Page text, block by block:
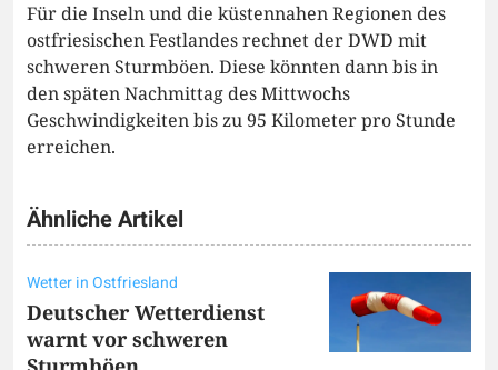
Für die Inseln und die küstennahen Regionen des
ostfriesischen Festlandes rechnet der DWD mit
schweren Sturmböen. Diese könnten dann bis in
den späten Nachmittag des Mittwochs
Geschwindigkeiten bis zu 95 Kilometer pro Stunde
erreichen.
Ähnliche Artikel
Wetter in Ostfriesland
Deutscher Wetterdienst
warnt vor schweren